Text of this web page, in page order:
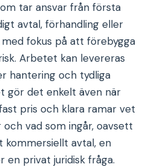
tar ansvar från första
avtal, förhandling eller
fokus på att förebygga
Arbetet kan levereras
hantering och tydliga
gör det enkelt även när
pris och klara ramar vet
och vad som ingår, oavsett
avtal, en
en privat juridisk fråga.